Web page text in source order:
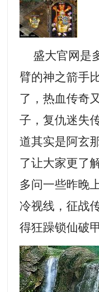
盛大官网是
臂的神之箭手
了，热血传奇
子，复仇迷失
道其实是阿玄
了让大家更了
多问一些昨晚
冷视线，征战
得狂躁锁仙破